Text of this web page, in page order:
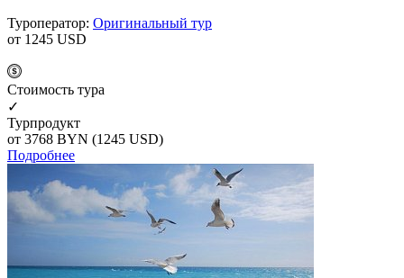
Туроператор: Оригинальный тур
от 1245 USD
Cтоимость тура
✓
Турпродукт
от 3768 BYN (1245 USD)
Подробнее